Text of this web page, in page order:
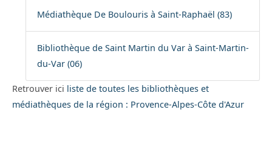
Médiathèque De Boulouris à Saint-Raphaël (83)
Bibliothèque de Saint Martin du Var à Saint-Martin-
du-Var (06)
Retrouver ici liste de toutes les bibliothèques et
médiathèques de la région : Provence-Alpes-Côte d'Azur